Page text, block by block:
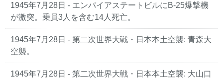
1945年7月28日 - エンパイアステートビルにB-25爆撃機
が激突。乗員3人を含む14人死亡。
1945年7月28日 - 第二次世界大戦・日本本土空襲: 青森大
空襲。
1945年7月28日 - 第二次世界大戦・日本本土空襲: 大山口